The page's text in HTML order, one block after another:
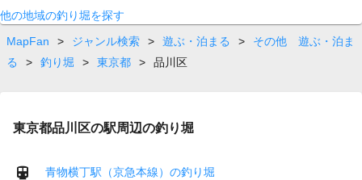
他の地域の釣り堀を探す
MapFan
> ジャンル検索 > 遊ぶ・泊まる >
その他 遊ぶ・泊ま
る
> 釣り堀 > 東京都 > 品川区
東京都品川区の駅周辺の釣り堀
青物横丁駅（京急本線）の釣り堀